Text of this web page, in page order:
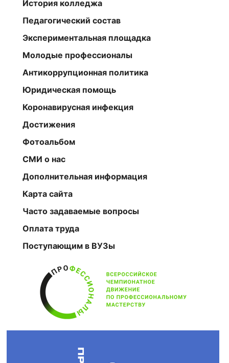
История колледжа
Педагогический состав
Экспериментальная площадка
Молодые профессионалы
Антикоррупционная политика
Юридическая помощь
Коронавирусная инфекция
Достижения
Фотоальбом
СМИ о нас
Дополнительная информация
Карта сайта
Часто задаваемые вопросы
Оплата труда
Поступающим в ВУЗы